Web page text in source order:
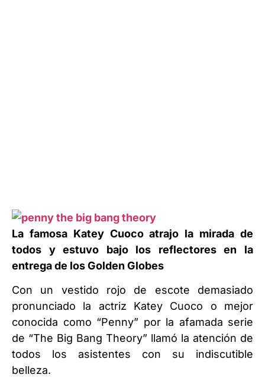
La famosa Katey Cuoco atrajo la mirada de
todos y estuvo bajo los reflectores en la
entrega de los Golden Globes
Con un vestido rojo de escote demasiado
pronunciado la actriz Katey Cuoco o mejor
conocida como “Penny” por la afamada serie
de “The Big Bang Theory” llamó la atención de
todos los asistentes con su indiscutible
belleza.